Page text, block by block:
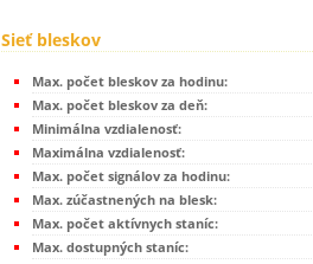
Sieť bleskov
Max. počet bleskov za hodinu:
Max. počet bleskov za deň:
Minimálna vzdialenosť:
Maximálna vzdialenosť:
Max. počet signálov za hodinu:
Max. zúčastnených na blesk:
Max. počet aktívnych staníc:
Max. dostupných staníc: